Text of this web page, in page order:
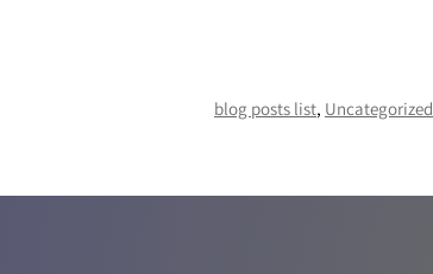
blog posts list, Uncategorized